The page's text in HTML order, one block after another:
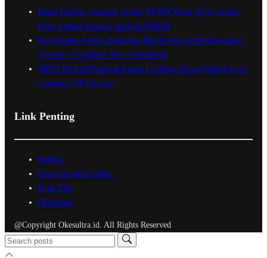
Bapas Baubau Gandeng Rumah BUMN Muna, Perkuat Jalan
Klien Pemasyarakatan Bangun UMKM
Pengukuhan KKKS Bombana: Bupati Burhanuddin Ingatkan
Amanah Tingkatkan Mutu Pendidikan
MIND ID dan Pimpinan Lintas Lembaga Kawal Ketat Proyek
Strategis IGP Pomalaa
Link Penting
Redaksi
Pedoman Media Siber
Kode Etik
Disclaimer
@Copyright Okesultra.id. All Rights Reserved